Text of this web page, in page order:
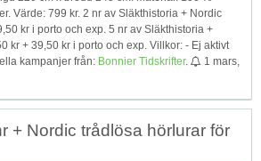
Värde: 799 kr. 2 nr av Släkthistoria + Nordic
kr i porto och exp. 5 nr av Släkthistoria +
kr + 39,50 kr i porto och exp. Villkor: - Ej aktivt
kampanjer från: Bonnier Tidskrifter.
1 mars,
+ Nordic trådlösa hörlurar för